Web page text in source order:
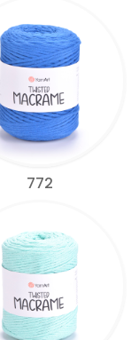
772